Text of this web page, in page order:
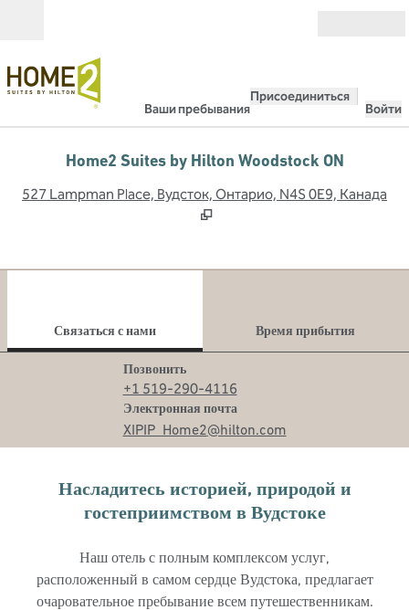
Ваши пребывания
Присоединиться
Войти
Home2 Suites by Hilton Woodstock ON
527 Lampman Place, Вудсток, Онтарио, N4S 0E9, Канада
Связаться с нами
Время прибытия
Позвонить
Звоните
+1 519-290-4116
Электронная почта
Email
XIPIP_Home2@hilton.com
Насладитесь историей, природой и
гостеприимством в Вудстоке
Наш отель с полным комплексом услуг,
расположенный в самом сердце Вудстока, предлагает
очаровательное пребывание всем путешественникам.